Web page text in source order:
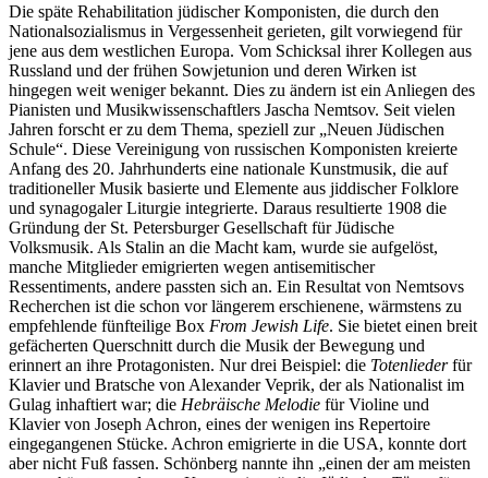
Die späte Rehabilitation jüdischer Komponisten, die durch den
Nationalsozialismus in Vergessenheit gerieten, gilt vorwiegend für
jene aus dem westlichen Europa. Vom Schicksal ihrer Kollegen aus
Russland und der frühen Sowjetunion und deren Wirken ist
hingegen weit weniger bekannt. Dies zu ändern ist ein Anliegen des
Pianisten und Musikwissenschaftlers Jascha Nemtsov. Seit vielen
Jahren forscht er zu dem Thema, speziell zur „Neuen Jüdischen
Schule“. Diese Vereinigung von russischen Komponisten kreierte
Anfang des 20. Jahrhunderts eine nationale Kunstmusik, die auf
traditioneller Musik basierte und Elemente aus jiddischer Folklore
und synagogaler Liturgie integrierte. Daraus resultierte 1908 die
Gründung der St. Petersburger Gesellschaft für Jüdische
Volksmusik. Als Stalin an die Macht kam, wurde sie aufgelöst,
manche Mitglieder emigrierten wegen antisemitischer
Ressentiments, andere passten sich an. Ein Resultat von Nemtsovs
Recherchen ist die schon vor längerem erschienene, wärmstens zu
empfehlende fünfteilige Box From Jewish Life. Sie bietet einen breit
gefächerten Querschnitt durch die Musik der Bewegung und
erinnert an ihre Protagonisten. Nur drei Beispiel: die Totenliederfür
Klavier und Bratsche von Alexander Veprik, der als Nationalist im
Gulag inhaftiert war; die Hebräische Melodie für Violine und
Klavier von Joseph Achron, eines der wenigen ins Repertoire
eingegangenen Stücke. Achron emigrierte in die USA, konnte dort
aber nicht Fuß fassen. Schönberg nannte ihn „einen der am meisten